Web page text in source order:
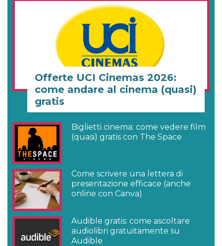
Offerte UCI Cinemas 2026:
come andare al cinema (quasi)
gratis
Biglietti cinema: come vedere film
(quasi) gratis con The Space
Come scrivere una lettera di
presentazione efficace (anche
online con Canva)
Audible gratis: come ascoltare
audiolibri gratuitamente su
Audible